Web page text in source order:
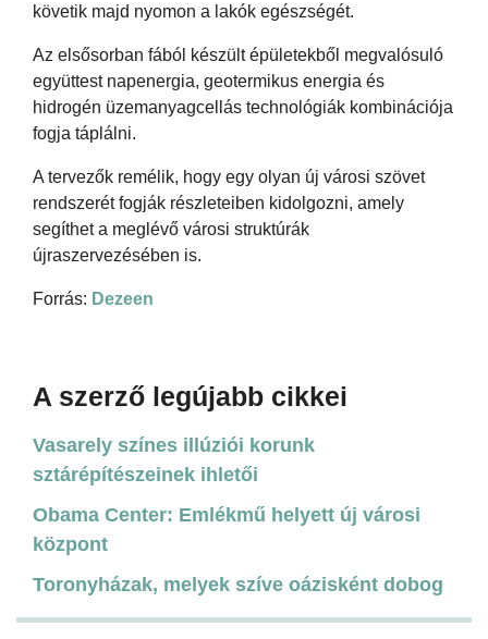
követik majd nyomon a lakók egészségét.
Az elsősorban fából készült épületekből megvalósuló
együttest napenergia, geotermikus energia és
hidrogén üzemanyagcellás technológiák kombinációja
fogja táplálni.
A tervezők remélik, hogy egy olyan új városi szövet
rendszerét fogják részleteiben kidolgozni, amely
segíthet a meglévő városi struktúrák
újraszervezésében is.
Forrás: Dezeen
A szerző legújabb cikkei
Vasarely színes illúziói korunk
sztárépítészeinek ihletői
Obama Center: Emlékmű helyett új városi
központ
Toronyházak, melyek szíve oázisként dobog